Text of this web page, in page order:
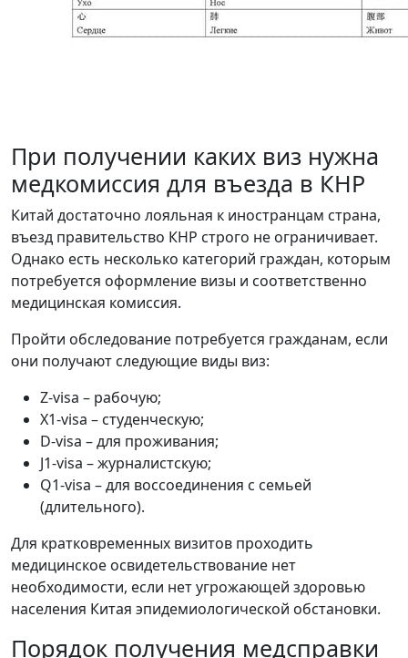
При получении каких виз нужна
медкомиссия для въезда в КНР
Китай достаточно лояльная к иностранцам страна,
въезд правительство КНР строго не ограничивает.
Однако есть несколько категорий граждан, которым
потребуется оформление визы и соответственно
медицинская комиссия.
Пройти обследование потребуется гражданам, если
они получают следующие виды виз:
Z-visa – рабочую;
X1-visa – студенческую;
D-visa – для проживания;
J1-visa – журналистскую;
Q1-visa – для воссоединения с семьей
(длительного).
Для кратковременных визитов проходить
медицинское освидетельствование нет
необходимости, если нет угрожающей здоровью
населения Китая эпидемиологической обстановки.
Порядок получения медсправки